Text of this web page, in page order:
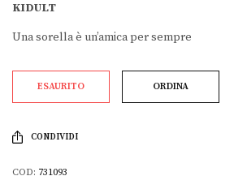
KIDULT
Una sorella è un’amica per sempre
ESAURITO ORDINA
CONDIVIDI
COD: 731093